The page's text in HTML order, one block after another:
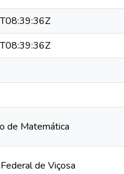
de Matemática
de Viçosa